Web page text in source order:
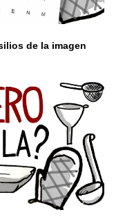
de la imagen